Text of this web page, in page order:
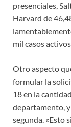
presenciales,
Harvard de
mil casos
Otro aspecto
formular la
18 en la
departamento,
segunda. «Esto